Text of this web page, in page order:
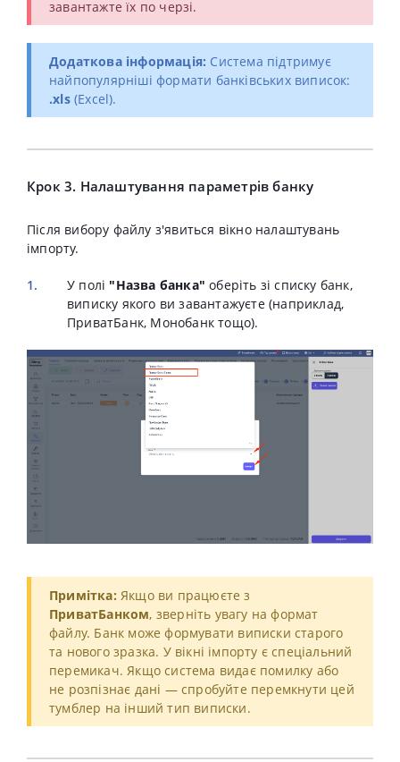
завантажте їх по черзі.
Додаткова інформація: Система підтримує
найпопулярніші формати банківських виписок:
.xls(Excel).
Крок 3. Налаштування параметрів банку
Після вибору файлу з'явиться вікно налаштувань
імпорту.
У полі "Назва банка" оберіть зі списку банк,
виписку якого ви завантажуєте (наприклад,
ПриватБанк, Монобанк тощо).
Примітка: Якщо ви працюєте з
ПриватБанком, зверніть увагу на формат
файлу. Банк може формувати виписки старого
та нового зразка. У вікні імпорту є спеціальний
перемикач. Якщо система видає помилку або
не розпізнає дані — спробуйте перемкнути цей
тумблер на інший тип виписки.